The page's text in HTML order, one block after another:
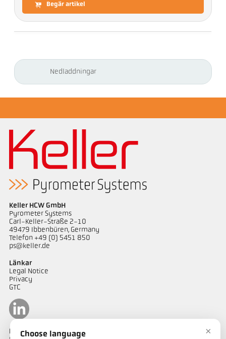
Begär artikel
Nedladdningar
Keller HCW GmbH
Pyrometer Systems
Carl-Keller-Straße 2-10
49479 Ibbenbüren, Germany
Telefon +49 (0) 5451 850
ps@keller.de
Länkar
Legal Notice
Privacy
GTC
Kontakt
×
Choose language